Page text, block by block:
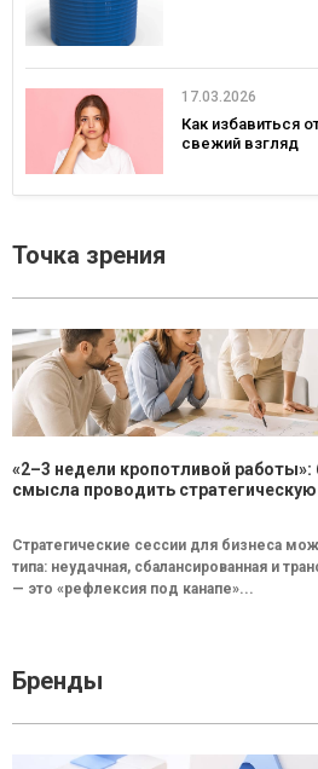
17.03.2026
Как избавиться
свежий взгляд
Точка зрения
«2–3 недели кропотливой работы»:
смысла проводить
Стратегические сессии для бизнеса
типа: неудачная, сбалансированная и
— это «рефлексия под канапе»...
Бренды